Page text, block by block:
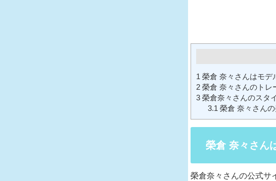
1 榮倉 奈々さんはモデ
2 榮倉 奈々さんのトレ
3 榮倉奈々さんのスタ
3.1 榮倉 奈々さん
榮倉 奈々さん
榮倉奈々さんの公式サ